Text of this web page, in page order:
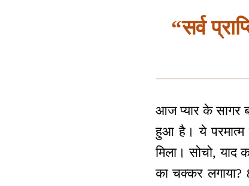
“सर्व
आज प्यार के सागर
हुआ है। ये परमात्म
मिला। सोचो,
का चक्कर लगाया?